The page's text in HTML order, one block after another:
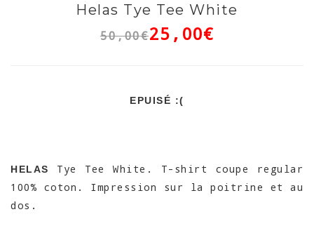
Helas Tye Tee White
50,00€25,00€
EPUISÉ :(
HELAS
Tye Tee White. T-shirt coupe regular
100% coton. Impression sur la poitrine et au
dos.